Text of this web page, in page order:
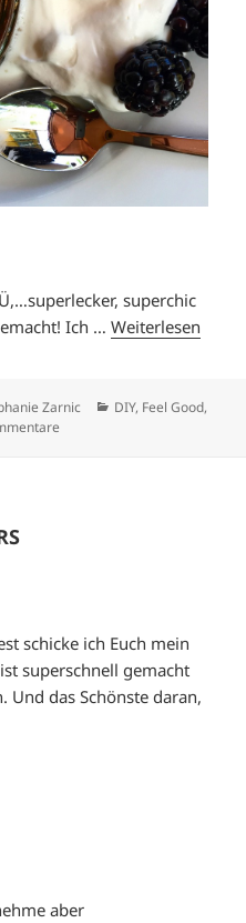
superchic
Ich …Weiterlesen
Zarnic Kategorien
DIY, Feel Good,
schicke ich Euch mein
superschnell gemacht
Und das Schönste daran,
aber